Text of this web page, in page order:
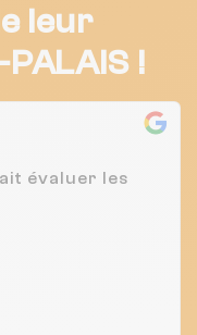
leur
!
évaluer les